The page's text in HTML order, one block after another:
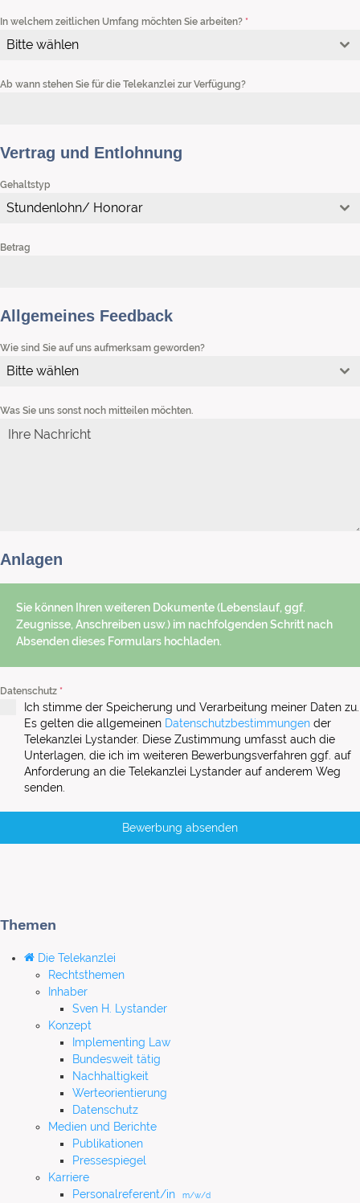
In welchem zeitlichen Umfang möchten Sie arbeiten? *
Bitte wählen
Ab wann stehen Sie für die Telekanzlei zur Verfügung?
Vertrag und Entlohnung
Gehaltstyp
Stundenlohn/ Honorar
Betrag
Allgemeines Feedback
Wie sind Sie auf uns aufmerksam geworden?
Bitte wählen
Was Sie uns sonst noch mitteilen möchten.
Anlagen
Sie können Ihren weiteren Dokumente (Lebenslauf, ggf.
Zeugnisse, Anschreiben usw.) im nachfolgenden Schritt nach
Absenden dieses Formulars hochladen.
Datenschutz *
Ich stimme der Speicherung und Verarbeitung meiner Daten zu.
Es gelten die allgemeinen Datenschutzbestimmungen der
Telekanzlei Lystander. Diese Zustimmung umfasst auch die
Unterlagen, die ich im weiteren Bewerbungsverfahren ggf. auf
Anforderung an die Telekanzlei Lystander auf anderem Weg
senden.
Bewerbung absenden
Themen
Die Telekanzlei
Rechtsthemen
Inhaber
Sven H. Lystander
Konzept
Implementing Law
Bundesweit tätig
Nachhaltigkeit
Werteorientierung
Datenschutz
Medien und Berichte
Publikationen
Pressespiegel
Karriere
Personalreferent/in
m/w/d